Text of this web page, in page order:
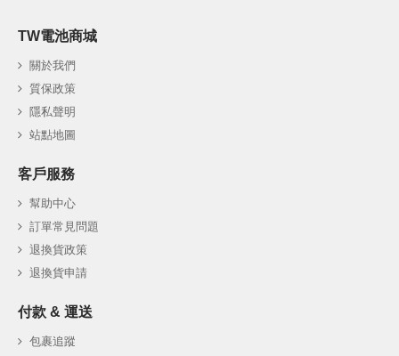
TW電池商城
關於我們
質保政策
隱私聲明
站點地圖
客戶服務
幫助中心
訂單常見問題
退換貨政策
退換貨申請
付款 & 運送
包裹追蹤